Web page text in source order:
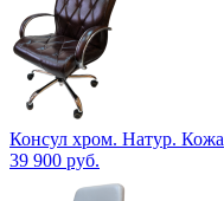
Консул хром. Натур. Кожа
39 900 руб.